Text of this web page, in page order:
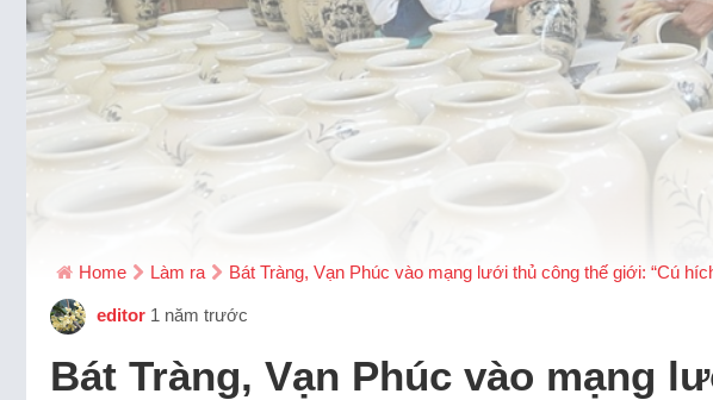
Home Làm ra Bát Tràng, Vạn Phúc vào mạng lưới thủ công thế giới: “Cú
editor 1 năm trước
Bát Tràng, Vạn Phúc vào mạng